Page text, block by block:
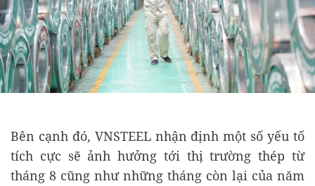
Bên cạnh đó, VNSTEEL nhận định một số yếu tố
tích cực sẽ ảnh hưởng tới thị trường thép từ
tháng 8 cũng như những tháng còn lại của năm